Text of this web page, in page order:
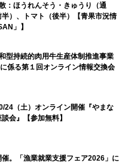
：ほうれんそう・きゅうり（通
）、トマト（後半）【青果市況情
」】
持続的肉用牛生産体制推進事業
係る第１回オンライン情報交換会
24（土）オンライン開催『やまな
会』【参加無料】
。「漁業就業支援フェア2026」に